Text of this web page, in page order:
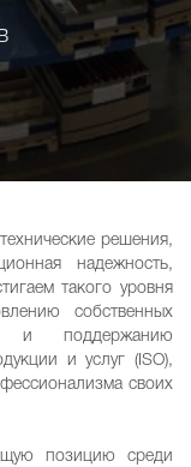
решения,
надежность,
такого уровня
собственных
и поддержанию
и услуг (ISO),
своих
позицию среди